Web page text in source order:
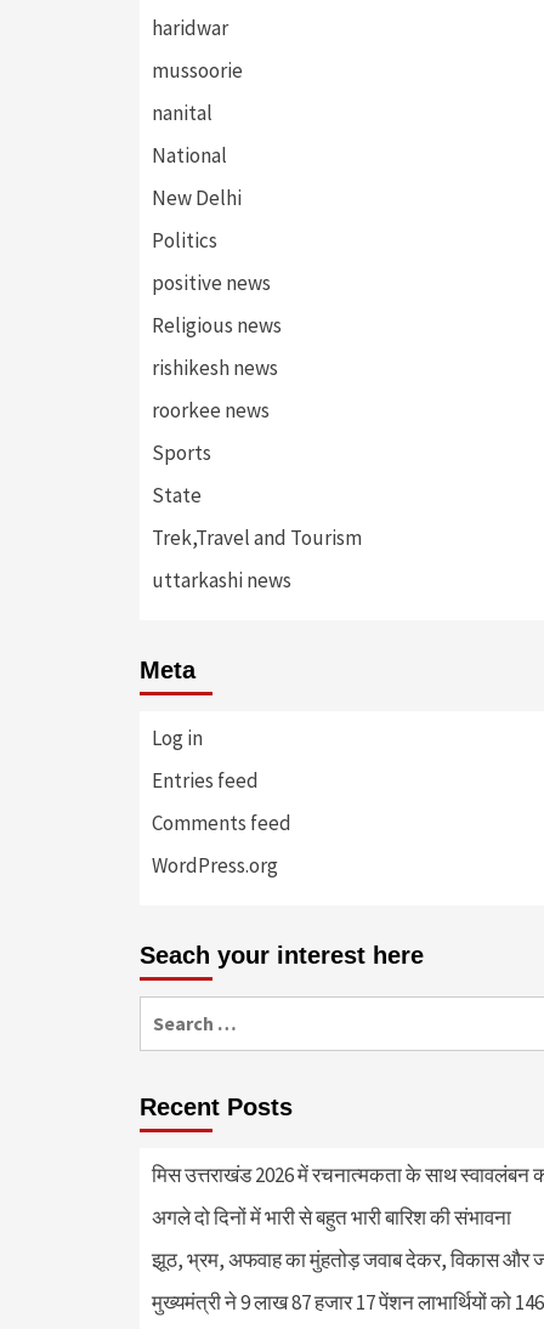
haridwar
mussoorie
nanital
National
New Delhi
Politics
positive news
Religious news
rishikesh news
roorkee news
Sports
State
Trek,Travel and Tourism
uttarkashi news
Meta
Log in
Entries feed
Comments feed
WordPress.org
Seach your interest here
for:
Recent Posts
मिस उत्तराखंड 2026 में रचनात्मकता के साथ स्वावलंबन
अगले दो दिनों में भारी से बहुत भारी बारिश की संभावना
झूठ, भ्रम, अफवाह का मुंहतोड़ जवाब देकर, विकास और
मुख्यमंत्री ने 9 लाख 87 हजार 17 पेंशन लाभार्थियों को